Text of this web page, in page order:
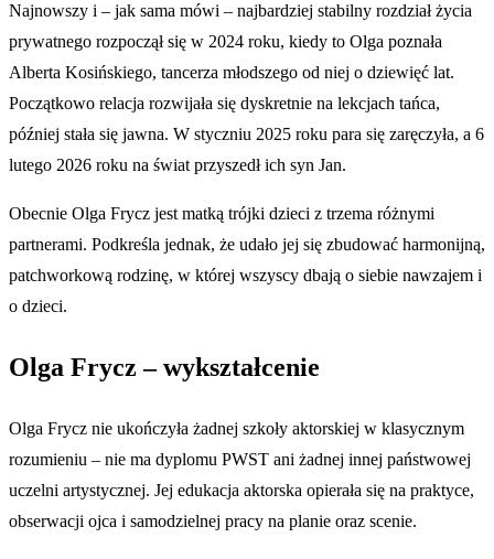
Najnowszy i – jak sama mówi – najbardziej stabilny rozdział życia
prywatnego rozpoczął się w 2024 roku, kiedy to Olga poznała
Alberta Kosińskiego, tancerza młodszego od niej o dziewięć lat.
Początkowo relacja rozwijała się dyskretnie na lekcjach tańca,
później stała się jawna. W styczniu 2025 roku para się zaręczyła, a 6
lutego 2026 roku na świat przyszedł ich syn Jan.
Obecnie Olga Frycz jest matką trójki dzieci z trzema różnymi
partnerami. Podkreśla jednak, że udało jej się zbudować harmonijną,
patchworkową rodzinę, w której wszyscy dbają o siebie nawzajem i
o dzieci.
Olga Frycz – wykształcenie
Olga Frycz nie ukończyła żadnej szkoły aktorskiej w klasycznym
rozumieniu – nie ma dyplomu PWST ani żadnej innej państwowej
uczelni artystycznej. Jej edukacja aktorska opierała się na praktyce,
obserwacji ojca i samodzielnej pracy na planie oraz scenie.